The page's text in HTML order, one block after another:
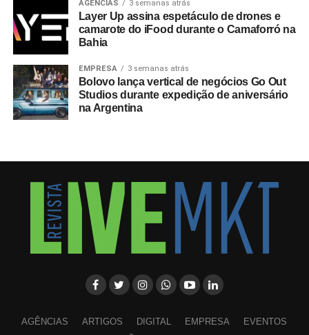
AGÊNCIAS 3 semanas atrás
Layer Up assina espetáculo de drones e
camarote do iFood durante o Camaforró na
Bahia
EMPRESA 3 semanas atrás
Bolovo lança vertical de negócios Go Out
Studios durante expedição de aniversário
na Argentina
AGÊNCIAS ARTIGOS DIGITAL EMPRESA
EVENTOS